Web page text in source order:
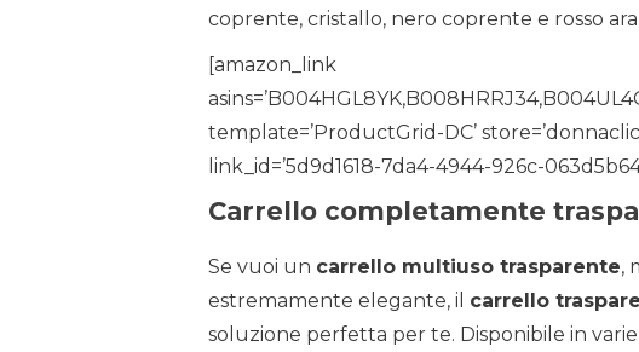
coprente, cristallo, nero coprente e rosso
[amazon_link
template=’ProductGrid-DC’
link_id=’5d9d1618-7da4-4944-926c-
Carrello completamente
Se vuoi un carrello multiuso trasparente,
estremamente elegante, il carrello
soluzione perfetta per te. Disponibile in